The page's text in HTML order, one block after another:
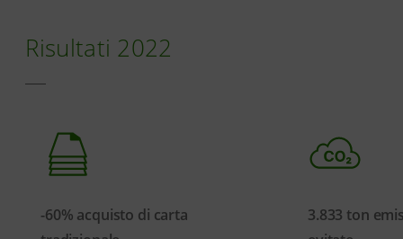
Risultati 2022
-60% acquisto di carta
3.833 ton